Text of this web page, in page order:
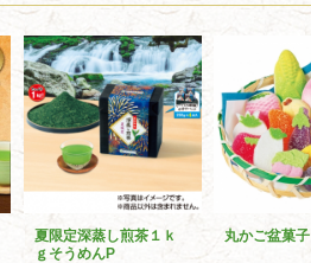
夏限定深蒸し煎茶１ｋ
ｇそうめんP
丸かご盆菓子